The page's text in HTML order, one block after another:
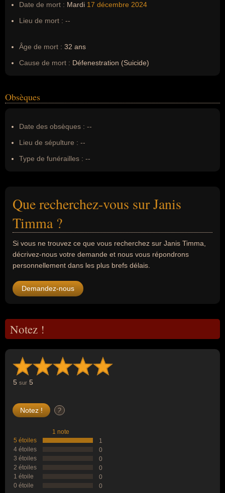
Date de mort : Mardi 17 décembre 2024
Lieu de mort : --
Âge de mort : 32 ans
Cause de mort : Défenestration (Suicide)
Obsèques
Date des obsèques : --
Lieu de sépulture : --
Type de funérailles : --
Que recherchez-vous sur Janis
Timma ?
Si vous ne trouvez ce que vous recherchez sur Janis Timma,
décrivez-nous votre demande et nous vous répondrons
personnellement dans les plus brefs délais.
Demandez-nous
Notez !
5 sur 5
?
1 note
5 étoiles
1
4 étoiles
0
3 étoiles
0
2 étoiles
0
1 étoile
0
0 étoile
0